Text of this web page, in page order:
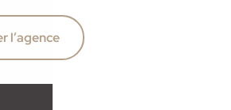
l’agence